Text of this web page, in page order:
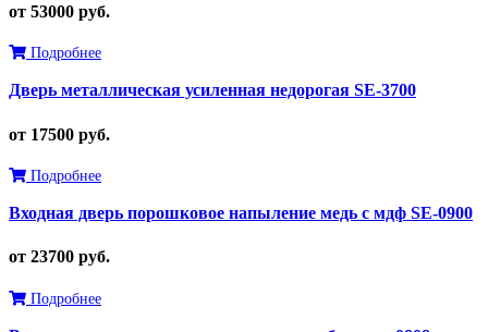
от 53000 руб.
Подробнее
Дверь металлическая усиленная недорогая SE-3700
от 17500 руб.
Подробнее
Входная дверь порошковое напыление медь с мдф SE-0900
от 23700 руб.
Подробнее